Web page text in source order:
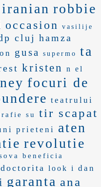
iranian robbie
occasion vasilije
cluj hamza
gusa supermo
ta
kristen n el
focuri de
teatrului
su
tir scapat
prieteni
aten
revolutie
beneficia
look i
dan
garanta ana